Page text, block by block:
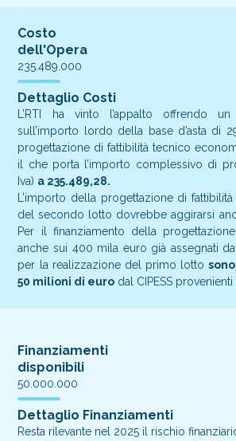
Costo
dell'Opera
235.489.000
Dettaglio Costi
L’RTI ha vinto l’appalto offrendo
sull’importo lordo della base d’asta di
progettazione di fattibilità tecnico
il che porta l’importo complessivo di
Iva) a 235.489,28.
L’importo della progettazione di
del secondo lotto dovrebbe aggirarsi
Per il finanziamento della
anche sui 400 mila euro già assegnati
per la realizzazione del primo lotto
50 milioni di euro dal CIPESS provenienti
Finanziamenti
disponibili
50.000.000
Dettaglio Finanziamenti
Resta rilevante nel 2025 il rischio